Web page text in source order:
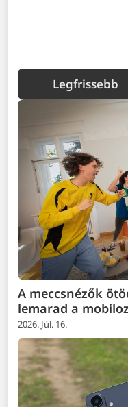
Legfrissebb
A meccsnézők
lemarad a
2026. Júl. 16.